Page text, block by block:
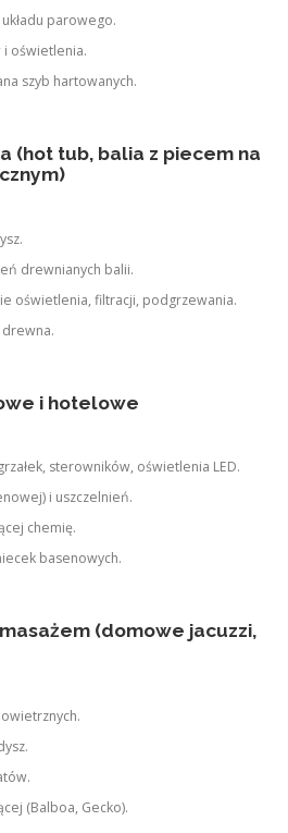
parowego.
oświetlenia.
szyb hartowanych.
(hot tub, balia z piecem na
drewnianych balii.
oświetlenia, filtracji, podgrzewania.
i hotelowe
sterowników, oświetlenia LED.
i uszczelnień.
chemię.
basenowych.
(domowe jacuzzi,
(Balboa, Gecko).